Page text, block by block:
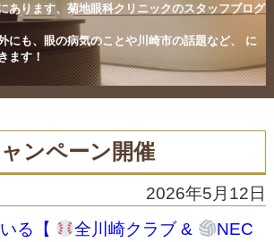
あります、菊地眼科クリニックのスタッフブログ
にも、眼の病気のことや川崎市の話題など、
に
ます！
ンペーン開催
2026年5月12日
る【
全川崎クラブ &
NEC